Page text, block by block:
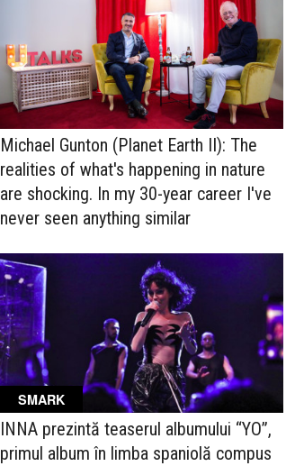
Michael Gunton (Planet Earth II): The
realities of what's happening in nature
are shocking. In my 30-year career I've
never seen anything similar
SMARK
INNA prezintă teaserul albumului “YO”,
primul album în limba spaniolă compus